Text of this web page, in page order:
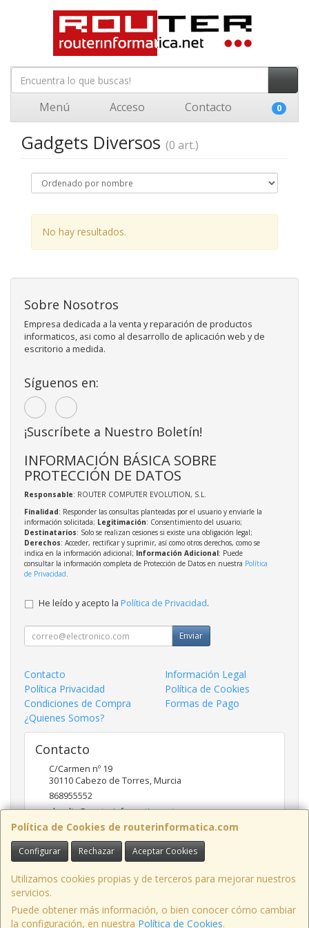
Menú Acceso Contacto 0
Gadgets Diversos (0 art.)
No hay resultados.
Política de Cookies de routerinformatica.com
Configurar Rechazar Aceptar Cookies
Utilizamos cookies propias y de terceros para mejorar nuestros
servicios.
Puede obtener más información, o bien conocer cómo cambiar
la configuración, en nuestra Política de Cookies.
Sobre Nosotros
Empresa dedicada a la venta y reparación de productos
informaticos, asi como al desarrollo de aplicación web y de
escritorio a medida.
Síguenos en:
¡Suscríbete a Nuestro Boletín!
INFORMACIÓN BÁSICA SOBRE
PROTECCIÓN DE DATOS
Responsable: ROUTER COMPUTER EVOLUTION, S.L.
Finalidad: Responder las consultas planteadas por el usuario y enviarle la
información solicitada; Legitimación: Consentimiento del usuario;
Destinatarios: Solo se realizan cesiones si existe una obligación legal;
Derechos: Acceder, rectificar y suprimir, así como otros derechos, como se
indica en la información adicional; Información Adicional: Puede
consultar la información completa de Protección de Datos en nuestra Política
de Privacidad.
He leído y acepto la Política de Privacidad.
Enviar
Contacto
Información Legal
Política Privacidad
Política de Cookies
Condiciones de Compra
Formas de Pago
¿Quienes Somos?
Contacto
C/Carmen nº 19
30110 Cabezo de Torres,Murcia
868955552
claudio@routerinformatica.net
Horario
Lunes a Viernes de 9:00 - 13:45 y 17:00 - 20:30